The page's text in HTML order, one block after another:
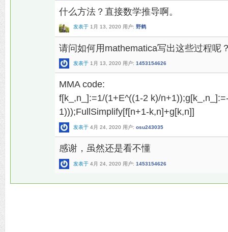
什么方法？直接数学推导啊。
发表于 1月 13, 2020 用户: 野鹤
请问如何用mathematica写出这些过程呢
发表于 1月 13, 2020 用户: 1453154626
MMA code:
f[k_,n_]:=1/(1+E^((1-2 k)/
1)));FullSimplify[f[n+1-k,n]+g[k,n]]
发表于 4月 24, 2020 用户: osu243035
感谢，虽然还是看不懂
发表于 4月 24, 2020 用户: 1453154626